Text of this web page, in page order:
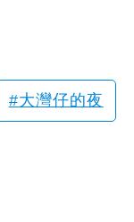
大灣仔的夜